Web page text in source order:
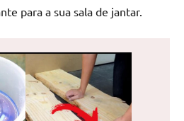
para a sua sala de jantar.